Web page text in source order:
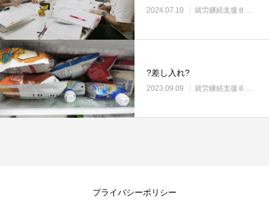
2024.07.10 就労継続支援Ｂ型・ニコサービス城東センター
?差し入れ?
2023.09.09 就労継続支援Ｂ型・ニコサービス城東センター
プライバシーポリシー